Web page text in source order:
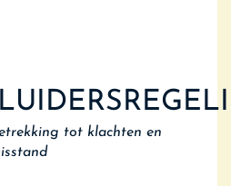
tot klachten en